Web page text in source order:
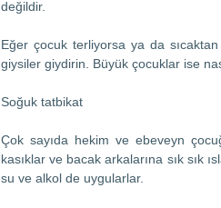
değildir.
Eğer çocuk terliyorsa ya da
giysiler giydirin. Büyük çocuklar ise
Soğuk tatbikat
Çok sayıda hekim ve ebeveyn
kasıklar ve bacak arkalarına sık sık
su ve alkol de uygularlar.